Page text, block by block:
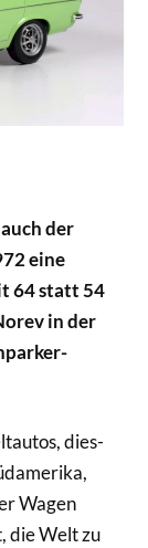
der
eine
64 statt 54
in der
dies-
Wagen
die Welt zu